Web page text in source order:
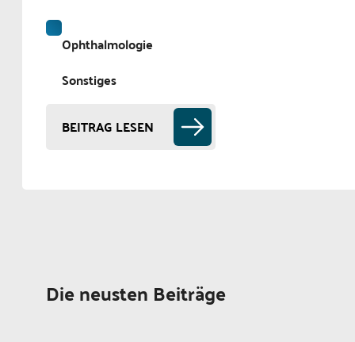
Ophthalmologie
Sonstiges
BEITRAG LESEN
Die neusten Beiträge